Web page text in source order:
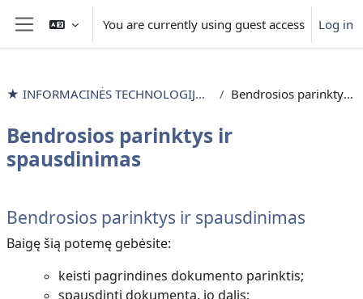
Skip to main content
Side panel
You are currently using guest access Log in
★ INFORMACINĖS TECHNOLOGIJOS išlyginamieji mokymai Bendrosios parinktys ir spausdinimas
Bendrosios parinktys ir
spausdinimas
Section outline
Bendrosios parinktys ir spausdinimas
Baigę šią potemę gebėsite:
keisti pagrindines dokumento parinktis;
spausdinti dokumentą, jo dalis;